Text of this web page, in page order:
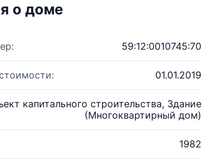
о доме
59:12:0010745:70
01.01.2019
капитального строительства, Здание
(Многоквартирный дом)
1982